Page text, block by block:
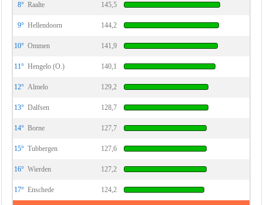
8° Raalte 145,5
9° Hellendoorn 144,2
10° Ommen 141,9
11° Hengelo (O.) 140,1
12° Almelo 129,2
13° Dalfsen 128,7
14° Borne 127,7
15° Tubbergen 127,6
16° Wierden 127,2
17° Enschede 124,2